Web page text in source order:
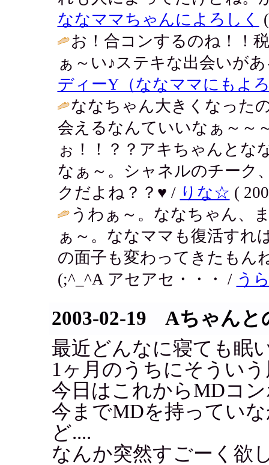
ななママちゃんによろしく
お！合コンするのね！！
ぁ～い♪ステキな出会いが
ディーY（ななママにもよ
ななちゃん大きくなった
会えるなんていいなぁ～～
ぉ！！？？アキちゃんとな
なぁ～。シャネルのチーク
クだよね？？♥ / りな☆ (
うわぁ～。ななちゃん、
ぁ～。ななママも復活すれ
の面子も変わってきたもん
(;^_^A アセアセ・・・ / う
2003-02-19 Aちゃんと
最近どんなに寝ても眠
1ヶ月のうちにそうい
今日はこれからMDコ
今までMDを持ってい
ど....
なんか突然すごーく欲